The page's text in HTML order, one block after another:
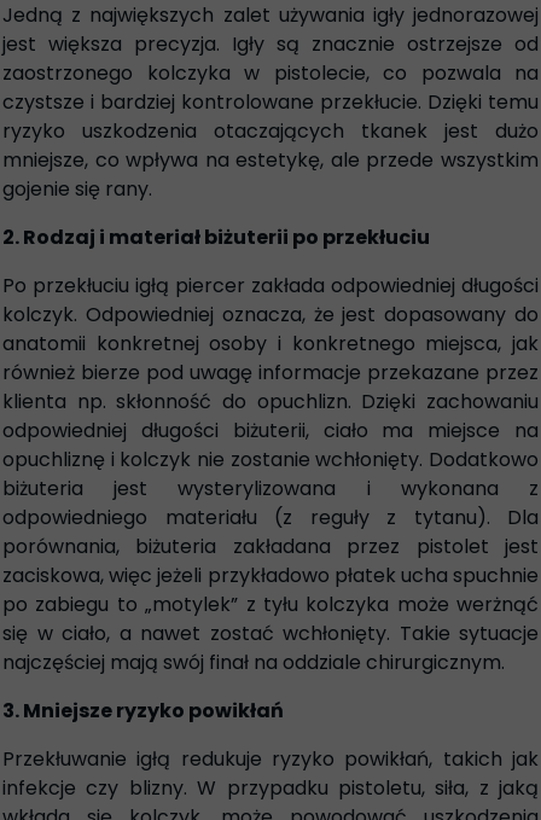
Jedną z największych zalet używania igły jednorazowej
jest większa precyzja. Igły są znacznie ostrzejsze od
zaostrzonego kolczyka w pistolecie, co pozwala na
czystsze i bardziej kontrolowane przekłucie. Dzięki temu
ryzyko uszkodzenia otaczających tkanek jest dużo
mniejsze, co wpływa na estetykę, ale przede wszystkim
gojenie się rany.
2. Rodzaj i materiał biżuterii po przekłuciu
Po przekłuciu igłą piercer zakłada odpowiedniej długości
kolczyk. Odpowiedniej oznacza, że jest dopasowany do
anatomii konkretnej osoby i konkretnego miejsca, jak
również bierze pod uwagę informacje przekazane przez
klienta np. skłonność do opuchlizn. Dzięki zachowaniu
odpowiedniej długości biżuterii, ciało ma miejsce na
opuchliznę i kolczyk nie zostanie wchłonięty. Dodatkowo
biżuteria jest wysterylizowana i wykonana z
odpowiedniego materiału (z reguły z tytanu). Dla
porównania, biżuteria zakładana przez pistolet jest
zaciskowa, więc jeżeli przykładowo płatek ucha spuchnie
po zabiegu to „motylek” z tyłu kolczyka może werżnąć
się w ciało, a nawet zostać wchłonięty. Takie sytuacje
najczęściej mają swój finał na oddziale chirurgicznym.
3. Mniejsze ryzyko powikłań
Przekłuwanie igłą redukuje ryzyko powikłań, takich jak
infekcje czy blizny. W przypadku pistoletu, siła, z jaką